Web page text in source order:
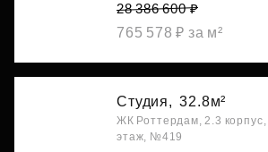
28 386 600 ₽
765 578 ₽ за м²
Студия, 32.8м²
ЖК Роттердам, 2.3 корпус,
этаж, №419